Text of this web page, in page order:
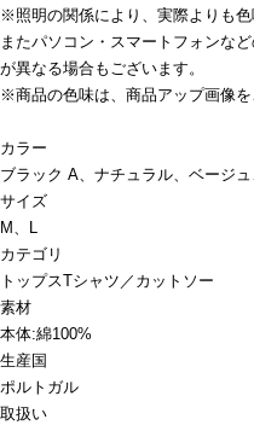
※照明の関係により、実際よりも色
またパソコン・スマートフォンな
が異なる場合もございます。
※商品の色味は、商品アップ画像を
カラー
ブラック A、ナチュラル、ベージ
サイズ
M、L
カテゴリ
トップスTシャツ／カットソー
素材
本体:綿100%
生産国
ポルトガル
取扱い